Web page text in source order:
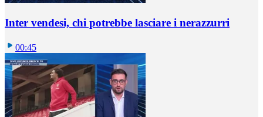
Inter vendesi, chi potrebbe lasciare i nerazzurri
00:45